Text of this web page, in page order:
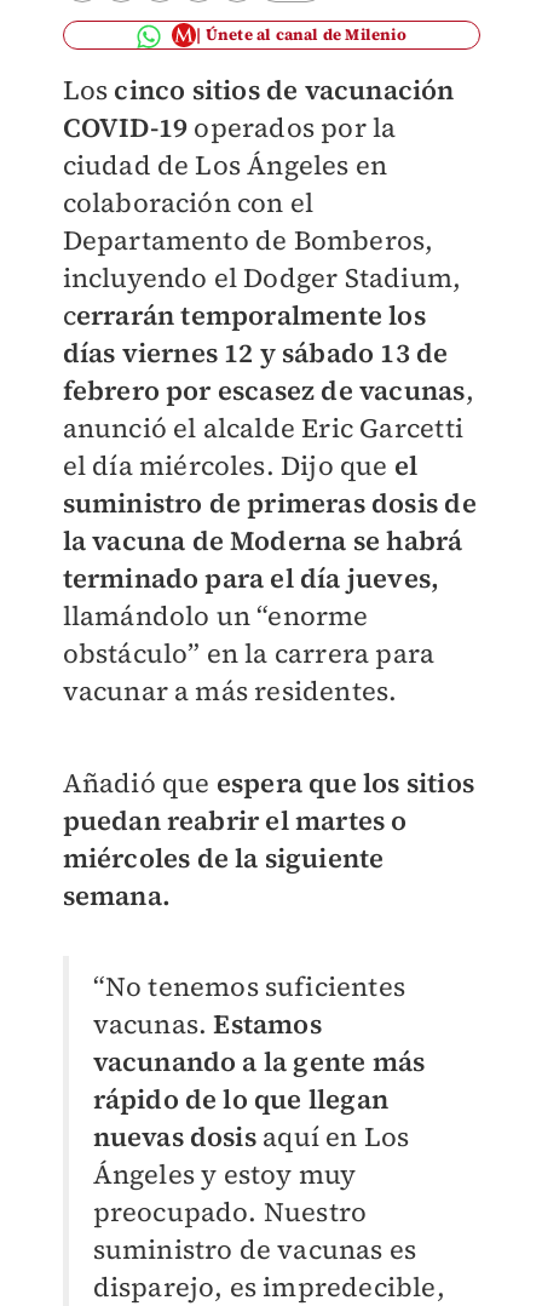
Únete al canal de Milenio
Los cinco sitios de vacunación
COVID-19 operados por la
ciudad de Los Ángeles en
colaboración con el
Departamento de Bomberos,
incluyendo el Dodger Stadium,
cerrarán temporalmente los
días viernes 12 y sábado 13 de
febrero por escasez de vacunas,
anunció el alcalde Eric Garcetti
el día miércoles. Dijo que el
suministro de primeras dosis de
la vacuna de Moderna se habrá
terminado para el día jueves,
llamándolo un “enorme
obstáculo” en la carrera para
vacunar a más residentes.
Añadió que espera que los sitios
puedan reabrir el martes o
miércoles de la siguiente
semana.
“No tenemos suficientes
vacunas.Estamos
vacunando a la gente más
rápido de lo que llegan
nuevas dosis aquí en Los
Ángeles y estoy muy
preocupado. Nuestro
suministro de vacunas es
disparejo, es impredecible,